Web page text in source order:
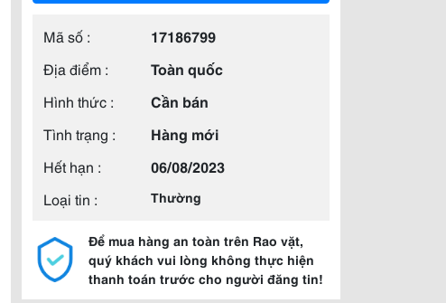
Mã số :
17186799
Địa điểm :
Toàn quốc
Hình thức :
Cần bán
Tình trạng :
Hàng mới
Hết hạn :
06/08/2023
Loại tin :
Thường
Để mua hàng an toàn trên Rao vặt,
quý khách vui lòng không thực hiện
thanh toán trước cho người đăng tin!